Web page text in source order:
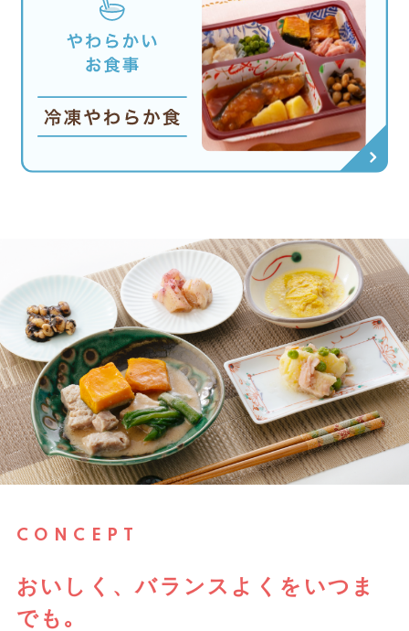
CONCEPT
おいしく、バランスよくをいつま
でも｡